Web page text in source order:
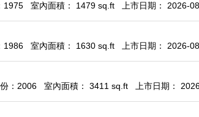
1975 室內面積： 1479 sq.ft 上市日期： 2026-
1986 室內面積： 1630 sq.ft 上市日期： 2026-
：2006 室內面積： 3411 sq.ft 上市日期：